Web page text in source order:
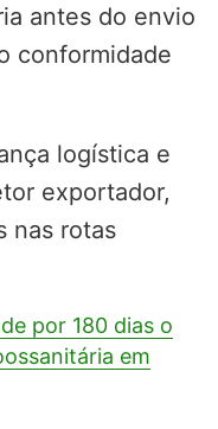
antes do envio
conformidade
logística e
exportador,
nas rotas
por 180 dias o
em